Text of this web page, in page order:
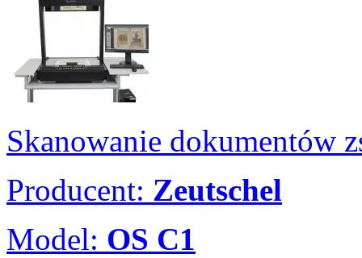
Skanowanie dokumentów
Producent: Zeutschel
Model: OS C1